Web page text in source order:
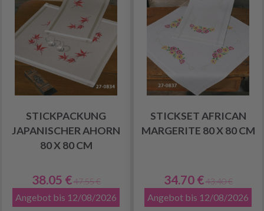
STICKPACKUNG
JAPANISCHER AHORN
80 X 80 CM
38.05 € 47.55 €
Angebot bis 12/08/2026
STICKSET AFRICAN
MARGERITE 80 X 80 CM
34.70 € 43.40 €
Angebot bis 12/08/2026